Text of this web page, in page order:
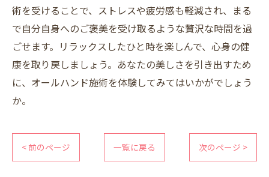
術を受けることで、ストレスや疲労感も軽減され、まる
で自分自身へのご褒美を受け取るような贅沢な時間を過
ごせます。リラックスしたひと時を楽しんで、心身の健
康を取り戻しましょう。あなたの美しさを引き出すため
に、オールハンド施術を体験してみてはいかがでしょう
か。
< 前のページ 一覧に戻る 次のページ >